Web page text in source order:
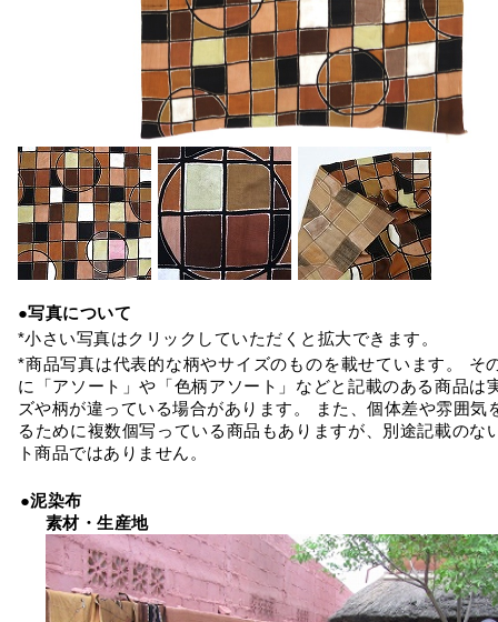
●写真について
*小さい写真はクリックしていただくと拡大できます。
*商品写真は代表的な柄やサイズのものを載せています。 そ
に「アソート」や「色柄アソート」などと記載のある商品は
ズや柄が違っている場合があります。 また、個体差や雰囲気
るために複数個写っている商品もありますが、別途記載のな
ト商品ではありません。
●泥染布
素材・生産地